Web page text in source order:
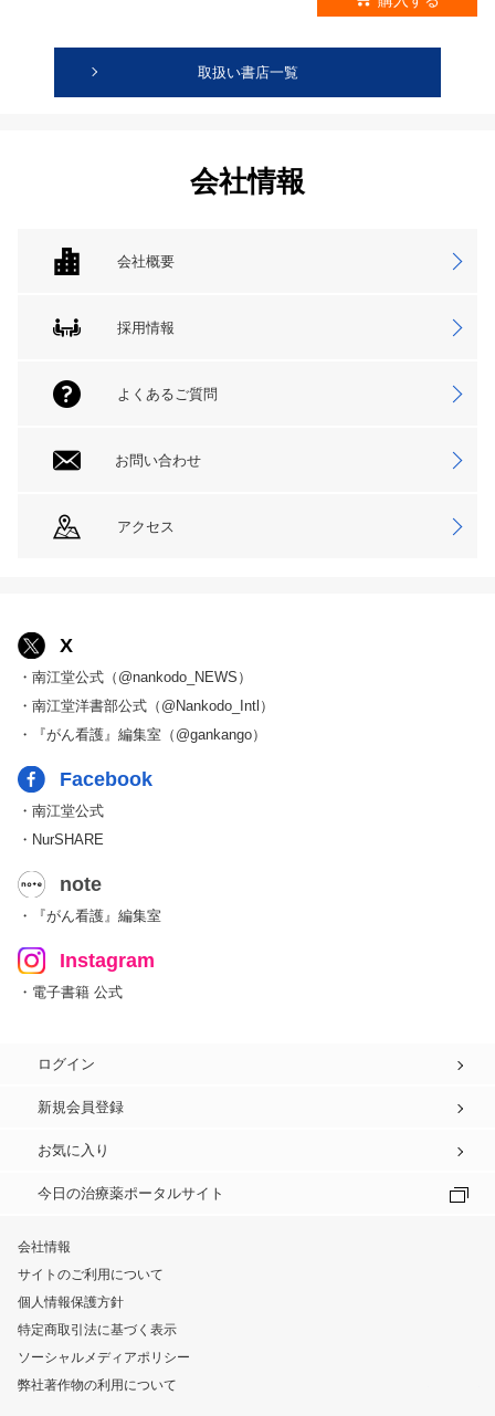
取扱い書店一覧
会社情報
会社概要
採用情報
よくあるご質問
お問い合わせ
アクセス
X
・南江堂公式（@nankodo_NEWS）
・南江堂洋書部公式（@Nankodo_Intl）
・『がん看護』編集室（@gankango）
Facebook
・南江堂公式
・NurSHARE
note
・『がん看護』編集室
Instagram
・電子書籍 公式
ログイン
新規会員登録
お気に入り
今日の治療薬ポータルサイト
会社情報
サイトのご利用について
個人情報保護方針
特定商取引法に基づく表示
ソーシャルメディアポリシー
弊社著作物の利用について